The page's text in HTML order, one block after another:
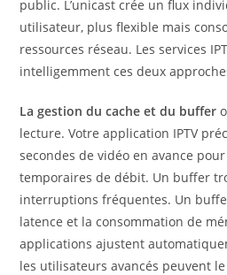
public. L’unicast crée un flux
utilisateur, plus flexible mais
ressources réseau. Les services
intelligemment ces deux
La gestion du cache et du buffer
lecture. Votre application IPTV
secondes de vidéo en avance
temporaires de débit. Un buffer
interruptions fréquentes. Un
latence et la consommation de
applications ajustent
les utilisateurs avancés peuvent